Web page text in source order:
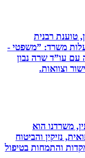
רבנית
משרד: ”משפטי -
שרה נבון
הוא
והביטוח
והתמחות בטיפול